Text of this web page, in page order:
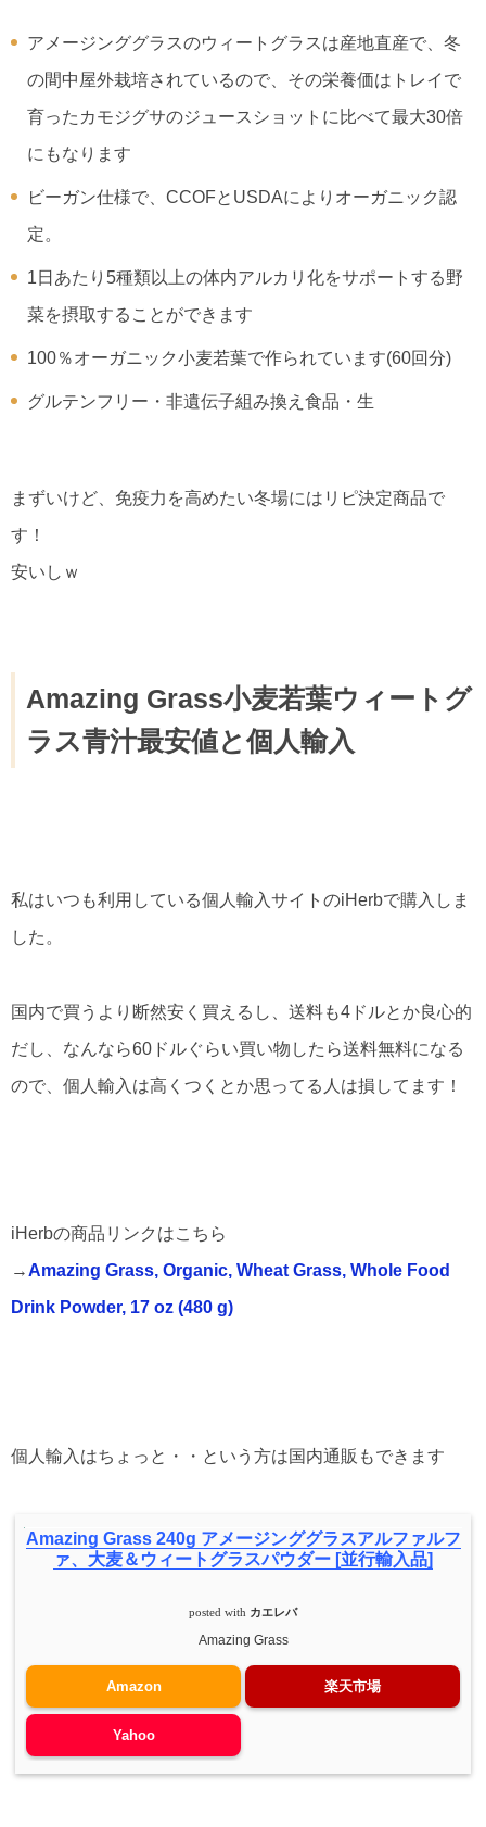
アメージンググラスのウィートグラスは産地直産で、冬
の間中屋外栽培されているので、その栄養価はトレイで
育ったカモジグサのジュースショットに比べて最大30倍
にもなります
ビーガン仕様で、CCOFとUSDAによりオーガニック認
定。
1日あたり5種類以上の体内アルカリ化をサポートする野
菜を摂取することができます
100％オーガニック小麦若葉で作られています(60回分)
グルテンフリー・非遺伝子組み換え食品・生
まずいけど、免疫力を高めたい冬場にはリピ決定商品で
す！
安いしｗ
Amazing Grass小麦若葉ウィートグ
ラス青汁最安値と個人輸入
私はいつも利用している個人輸入サイトのiHerbで購入しま
した。
国内で買うより断然安く買えるし、送料も4ドルとか良心的
だし、なんなら60ドルぐらい買い物したら送料無料になる
ので、個人輸入は高くつくとか思ってる人は損してます！
iHerbの商品リンクはこちら
→Amazing Grass, Organic, Wheat Grass, Whole Food
Drink Powder, 17 oz (480 g)
個人輸入はちょっと・・という方は国内通販もできます
Amazing Grass 240g アメージンググラスアルファルフ
ァ、大麦＆ウィートグラスパウダー [並行輸入品]
posted with カエレバ
Amazing Grass
Amazon 楽天市場
Yahoo